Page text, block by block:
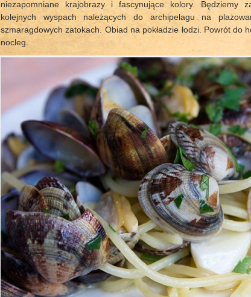
niezapomniane krajobrazy i fascynujące kolory. Będziemy
kolejnych wyspach należących do archipelagu na
szmaragdowych zatokach. Obiad na pokładzie łodzi. Powrót do
nocleg.